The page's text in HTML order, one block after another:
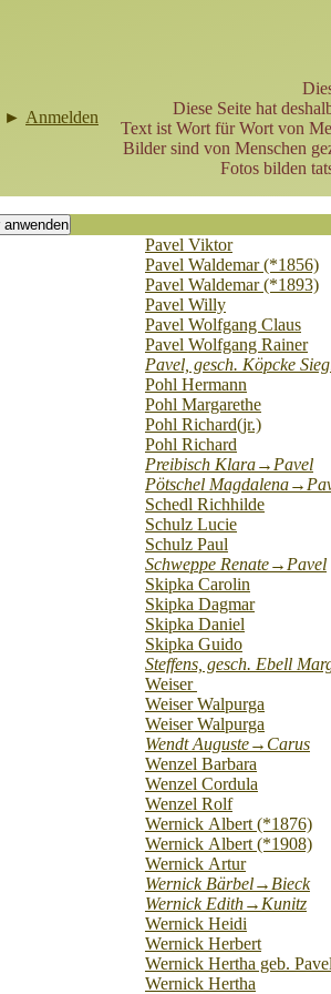
► Anmelden
Diese Seite hat
Text ist Wort für Wort von
Bilder sind von Menschen
Fotos bilden
Pavel Viktor
Pavel Waldemar (*1856)
Pavel Waldemar (*1893)
Pavel Willy
Pavel Wolfgang Claus
Pavel Wolfgang Rainer
Pavel, gesch. Köpcke
Pohl Hermann
Pohl Margarethe
Pohl Richard(jr.)
Pohl Richard
Preibisch Klara→Pavel
Pötschel
Schedl Richhilde
Schulz Lucie
Schulz Paul
Schweppe Renate→Pavel
Skipka Carolin
Skipka Dagmar
Skipka Daniel
Skipka Guido
Steffens, gesch. Ebell
Weiser
Weiser Walpurga
Weiser Walpurga
Wendt Auguste→Carus
Wenzel Barbara
Wenzel Cordula
Wenzel Rolf
Wernick Albert (*1876)
Wernick Albert (*1908)
Wernick Artur
Wernick Bärbel→Bieck
Wernick Edith→Kunitz
Wernick Heidi
Wernick Herbert
Wernick Hertha geb. Pavel
Wernick Hertha